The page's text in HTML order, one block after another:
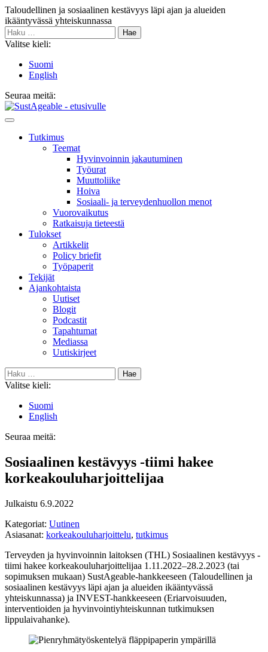
Siirry
sisältöön
Taloudellinen ja sosiaalinen kestävyys läpi ajan ja alueiden
ikääntyvässä yhteiskunnassa
Haku:
Valitse kieli:
Suomi
English
Seuraa meitä:
Bluesky
Main
Tutkimus
Teemat
Hyvinvoin­nin jakautuminen
Työurat
Muutto­liike
Hoiva
Sosiaali- ja terveyden­huollon menot
Vuorovaikutus
Ratkaisuja tieteestä
Tulokset
Artikkelit
Policy briefit
Työpaperit
Tekijät
Ajankohtaista
Uutiset
Blogit
Podcastit
Tapahtumat
Mediassa
Uutiskirjeet
Haku:
Valitse kieli:
Suomi
English
Seuraa meitä:
Sosiaalinen kestävyys -tiimi hakee
korkeakouluharjoittelijaa
Julkaistu 6.9.2022
Kategoriat: Uutinen
Asiasanat: korkeakouluharjoittelu, tutkimus
Terveyden ja hyvinvoinnin laitoksen (THL) Sosiaalinen kestävyys -
tiimi hakee korkeakouluharjoittelijaa 1.11.2022–28.2.2023 (tai
sopimuksen mukaan) SustAgeable-hankkeeseen (Taloudellinen ja
sosiaalinen kestävyys läpi ajan ja alueiden ikääntyvässä
yhteiskunnassa) ja INVEST-hankkeeseen (Eriarvoisuuden,
interventioiden ja hyvinvointiyhteiskunnan tutkimuksen
lippulaivahanke).